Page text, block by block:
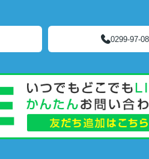
0299-97-